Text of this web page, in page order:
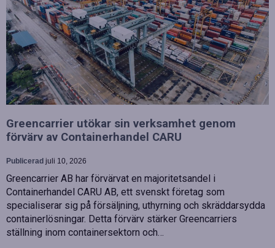
Greencarrier utökar sin verksamhet genom
förvärv av Containerhandel CARU
Publicerad juli 10, 2026
Greencarrier AB har förvärvat en majoritetsandel i
Containerhandel CARU AB, ett svenskt företag som
specialiserar sig på försäljning, uthyrning och skräddarsydda
containerlösningar. Detta förvärv stärker Greencarriers
ställning inom containersektorn och…